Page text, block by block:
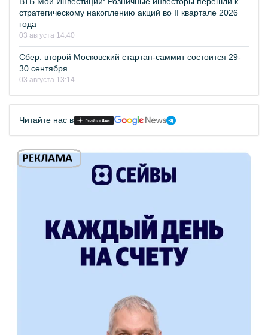
стратегическому накоплению акций во II квартале 2026
года
03 августа 14:40
Сбер: второй Московский стартап-саммит состоится 29-
30 сентября
03 августа 13:14
Читайте нас в